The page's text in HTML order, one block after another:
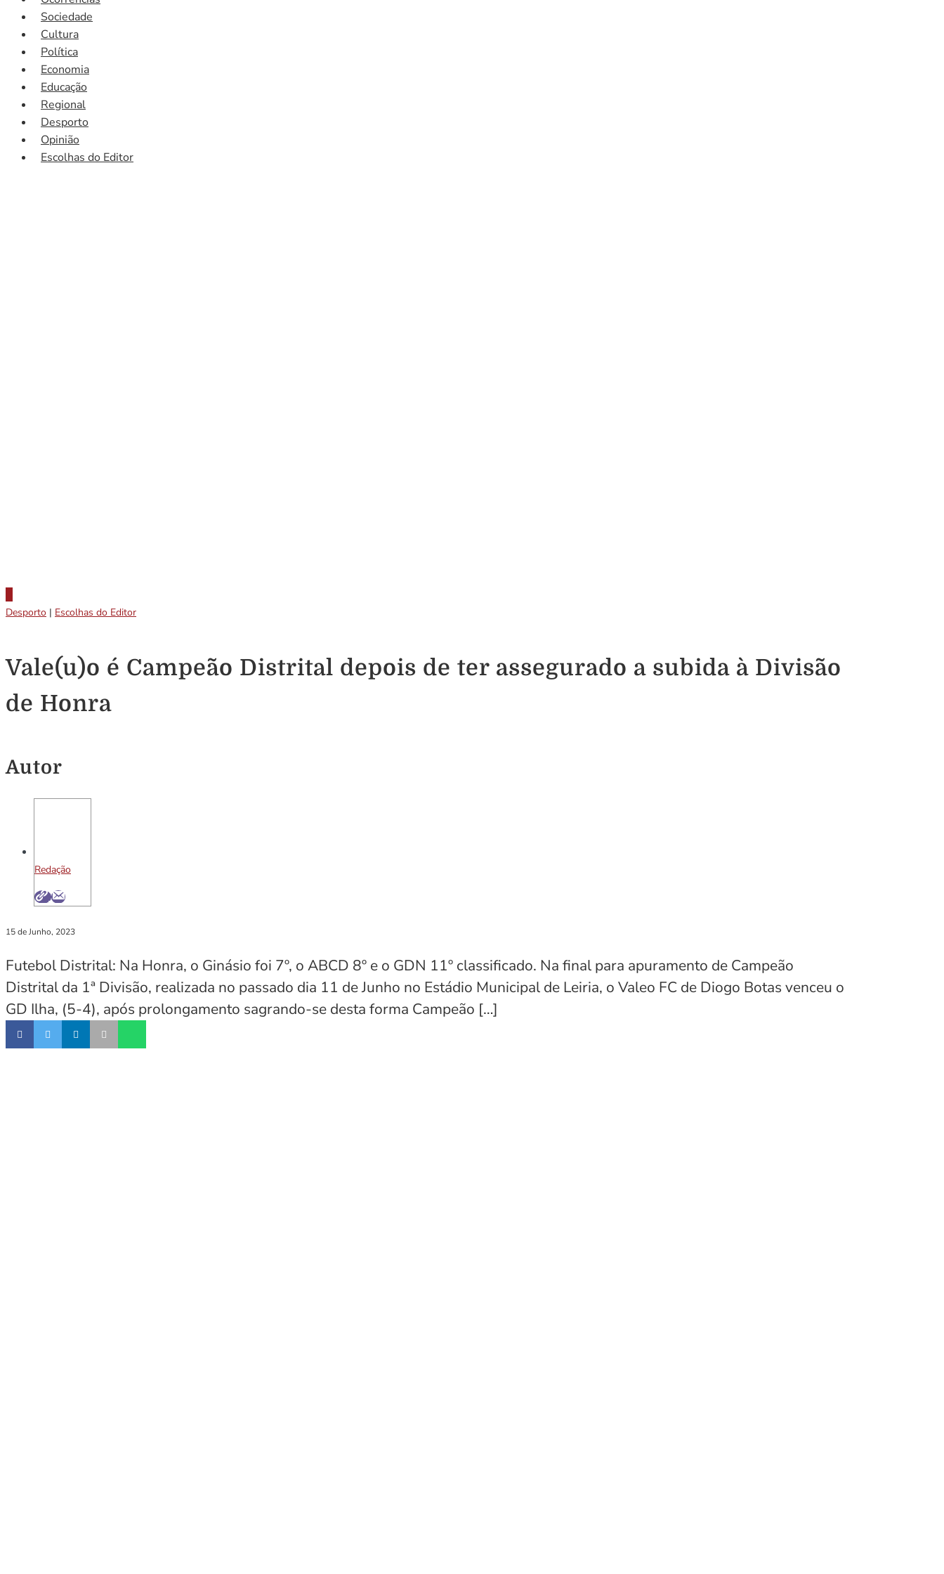
Sociedade
Cultura
Política
Economia
Educação
Regional
Desporto
Opinião
Escolhas do Editor
Desporto | Escolhas do Editor
Vale(u)o é Campeão Distrital depois de ter assegurado a subida à Divisão
de Honra
Autor
Redação
15 de Junho, 2023
Futebol Distrital: Na Honra, o Ginásio foi 7º, o ABCD 8º e o GDN 11º classificado. Na final para apuramento de Campeão
Distrital da 1ª Divisão, realizada no passado dia 11 de Junho no Estádio Municipal de Leiria, o Valeo FC de Diogo Botas venceu o
GD Ilha, (5-4), após prolongamento sagrando-se desta forma Campeão […]